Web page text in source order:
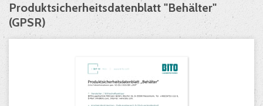
Produktsicherheitsdatenblatt "Behälter"
(GPSR)